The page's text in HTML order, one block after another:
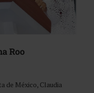
Roo
de México, Claudia